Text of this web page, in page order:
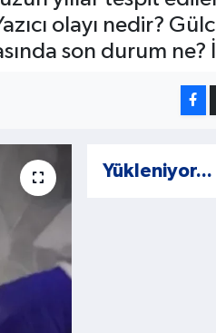
olayı nedir?
son durum
Yükleniyor...